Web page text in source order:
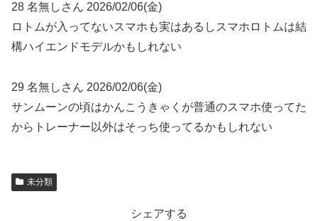
28 名無しさん 2026/02/06(金)
ロトムが入ってないスマホも実はあるしスマホロトムは結
構ハイエンドモデルかもしれない
29 名無しさん 2026/02/06(金)
サンムーンの頃はかんこうきゃくが普通のスマホ使ってた
からトレーナー以外はそっち使ってるかもしれない
未分類
シェアする